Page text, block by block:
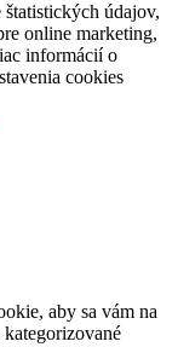
údajov,
online marketing,
informácií o
cookies
aby sa vám na